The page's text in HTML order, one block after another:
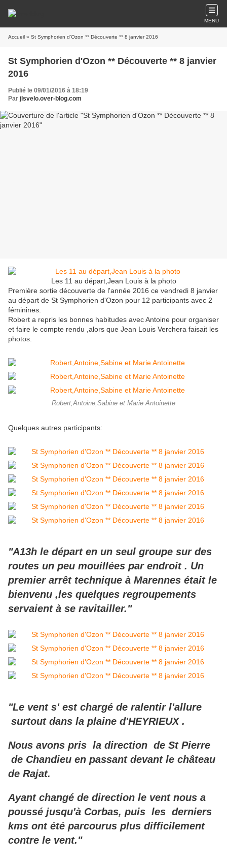
MENU
Accueil » St Symphorien d'Ozon ** Découverte ** 8 janvier 2016
St Symphorien d'Ozon ** Découverte ** 8 janvier
2016
Publié le 09/01/2016 à 18:19
Par jlsvelo.over-blog.com
Les 11 au départ,Jean Louis à la photo
Première sortie découverte de l'année 2016 ce vendredi 8 janvier
au départ de St Symphorien d'Ozon pour 12 participants avec 2
féminines.
Robert a repris les bonnes habitudes avec Antoine pour organiser
et faire le compte rendu ,alors que Jean Louis Verchera faisait les
photos.
Robert,Antoine,Sabine et Marie Antoinette
Quelques autres participants:
"A13h le départ en un seul groupe sur des
routes un peu mouillées par endroit . Un
premier arrêt technique à Marennes était le
bienvenu ,les quelques regroupements
servaient à se ravitailler."
"Le vent s' est chargé de ralentir l'allure
surtout dans la plaine d'HEYRIEUX .
Nous avons pris la direction de St Pierre
de Chandieu en passant devant le château
de Rajat.
Ayant changé de direction le vent nous a
poussé jusqu'à Corbas, puis les derniers
kms ont été parcourus plus difficilement
contre le vent."